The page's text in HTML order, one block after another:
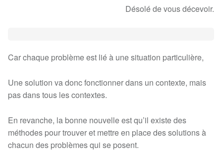
Désolé de vous décevoir.
Car chaque problème est lié à une situation particulière,
Une solution va donc fonctionner dans un contexte, mais
pas dans tous les contextes.
En revanche, la bonne nouvelle est qu’il existe des
méthodes pour trouver et mettre en place des solutions à
chacun des problèmes qui se posent.